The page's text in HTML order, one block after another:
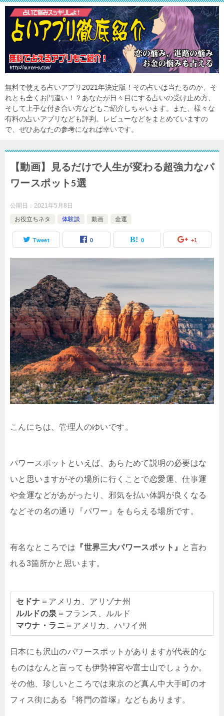
無料で使える占いアプリ2021年決定版！その占いは当たるのか、そ
れとも全くお門違い！？あなたが日々目にする占いの受け止め方、
そして上手な付き合い方などもご紹介しちゃいます。また、様々な
有料の占いアプリなども評判。レビューなどをまとめていますの
で、ぜひあなたの参考になれば幸いです。
【動画】見るだけで人生が変わる超強力なパ
ワースポット5選
公開日： 2021年5月8日
お役立ちネタ
体験談 動画 金運
Tweet 0 0 +1
こんにちは、管理人のゆいです。
パワースポットといえば、あらためて説明の必要はな
いと思いますがその場所に行くことで恋愛運、仕事運
や金運などがあがったり、邪気を払い体調が良くなる
などその名の通り『パワー』をもらえる場所です。
有名なところでは 『世界三大パワースポット』 と言わ
れる3箇所かと思います。
セドナ ＝アメリカ、アリゾナ州
ルルドの泉 ＝フランス、ルルド
マウナ・ラニ ＝アメリカ、ハワイ州
日本にも沢山のパワースポットがありますが代表的な
ものはなんと言っても伊勢神宮や富士山でしょうか。
その他、珍しいところでは東京のど真ん中大手町のオ
フィス街にある『将門の首塚』などもあります。